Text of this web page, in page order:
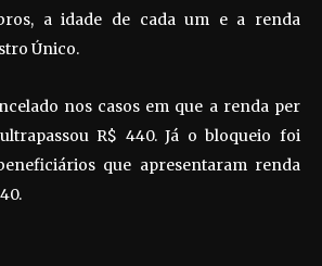
a idade de cada um e a renda
Único.
nos casos em que a renda per
R$ 440. Já o bloqueio foi
que apresentaram renda